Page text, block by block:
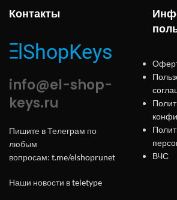
Контакты
info@el-shop-
keys.ru
Пишите в Телеграм по
любым
вопросам: t.me/elshoprunet
Наши новости вteletype
ВЧС